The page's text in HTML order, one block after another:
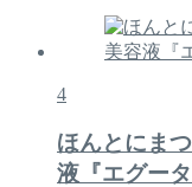
4
ほんとにま
液『エグー